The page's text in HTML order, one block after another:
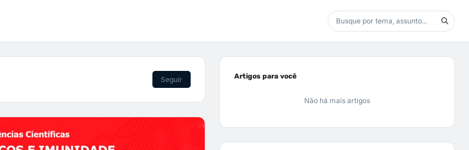
Seguir Artigos para você
Não há mais artigos